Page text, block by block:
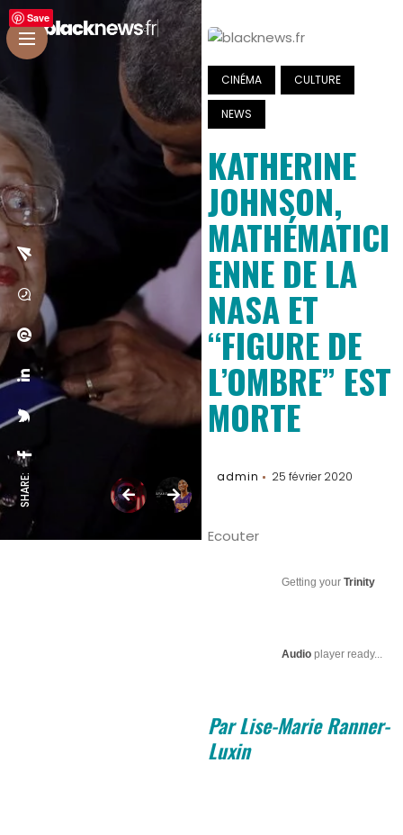
SHARE:
CINÉMA CULTURE
NEWS
KATHERINE
JOHNSON,
MATHÉMATICI
ENNE DE LA
NASA ET
“FIGURE DE
L’OMBRE” EST
MORTE
admin 25 février 2020
Ecouter
Getting your Trinity
Audioplayer ready...
Par Lise-Marie Ranner-
Luxin
Save